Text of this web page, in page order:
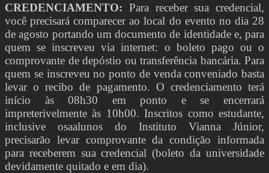
CREDENCIAMENTO: Para receber sua credencial,
você precisará comparecer ao local do evento no dia 28
de agosto portando um documento de identidade e, para
quem se inscreveu via internet: o boleto pago ou o
comprovante de depóstio ou transferência bancária. Para
quem se inscreveu no ponto de venda conveniado basta
levar o recibo de pagamento. O credenciamento terá
início às 08h30 em ponto e se encerrará
impreterivelmente às 10h00. Inscritos como estudante,
inclusive osaalunos do Instituto Vianna Júnior,
precisarão levar comprovante da condição informada
para receberem sua credencial (boleto da universidade
devidamente quitado e em dia).